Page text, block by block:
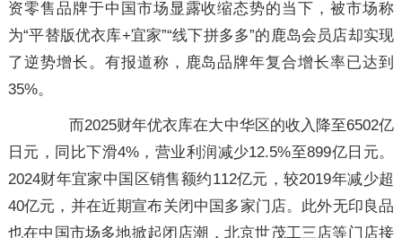
资零售品牌于中国市场显露收缩态势的当下，被市场称
为“平替版优衣库+宜家”“线下拼多多”的鹿岛会员店却实现
了逆势增长。有报道称，鹿岛品牌年复合增长率已达到
35%。
而2025财年优衣库在大中华区的收入降至6502亿
日元，同比下滑4%，营业利润减少12.5%至899亿日元。
2024财年宜家中国区销售额约112亿元，较2019年减少超
40亿元，并在近期宣布关闭中国多家门店。此外无印良品
也在中国市场多地掀起闭店潮，北京世茂工三店等门店接